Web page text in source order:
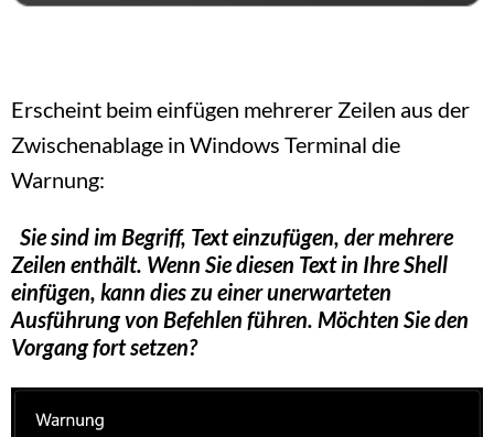
Erscheint beim einfügen mehrerer Zeilen aus der
Zwischenablage in Windows Terminal die
Warnung:
Sie sind im Begriff, Text einzufügen, der mehrere
Zeilen enthält. Wenn Sie diesen Text in Ihre Shell
einfügen, kann dies zu einer unerwarteten
Ausführung von Befehlen führen. Möchten Sie den
Vorgang fort setzen?